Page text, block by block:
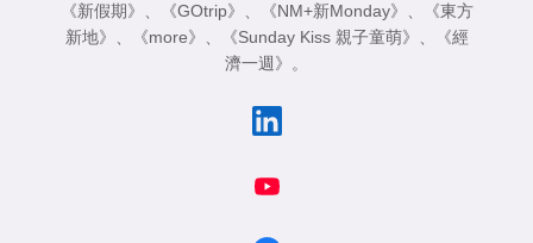
《新假期》 、 《GOtrip》 、 《NM+新Monday》 、
《東方
新地》 、 《more》 、 《Sunday Kiss 親子童萌》 、
《經
濟一週》 。